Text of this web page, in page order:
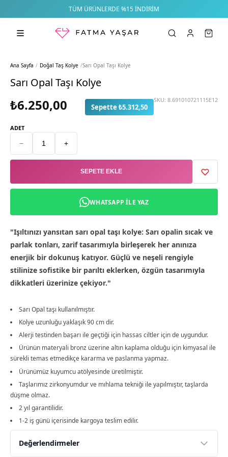
TÜM ÜRÜNLERDE %15 İNDIRIM
Ana Sayfa / Doğal Taş Kolye /Sarı Opal Taşı Kolye
Sarı Opal Taşı Kolye
₺6.250,00 Sepette ₺5.312,50
SKU: 8.691010721115E12
ADET
− +
SEPETE EKLE
WHATSAPP ILE YAZ
"Işıltınızı yansıtan sarı opal taşı kolye: Sarı opalin sıcak ve
parlak tonları, zarif tasarımıyla birleşerek her anınıza
enerjik bir dokunuş katıyor. Güçlü ve neşeli rengiyle
stilinize sofistike bir parıltı eklerken, özgün tasarımıyla
dikkatleri üzerinize çekiyor."
Sarı Opal taşı kullanılmıştır.
Kolye uzunluğu yaklaşık 90 cm dir.
Alerji testinden başarı ile geçtiği için hassas ciltler için de uygundur.
Ürünün materyali bronz üzerine altın kaplama olduğu için kimyasal ile
sürekli temas etmedikçe kararma ve paslanma yapmaz.
Ürünümüz kuyumcu atölyesinde üretilmiştir.
Taşlarımız zirkonyumdur ve mıhlama tekniği ile yapılmıştır, taşlarda
düşme olmaz.
2 yıl garantilidir.
1-2 iş günü içerisinde kargoya teslim edilir.
Değerlendirmeler